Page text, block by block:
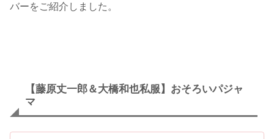
バーをご紹介しました。
【藤原丈一郎＆大橋和也私服】おそろいパジャ
マ